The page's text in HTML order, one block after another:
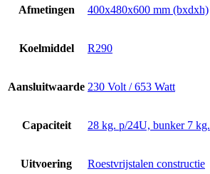
Afmetingen 400x480x600 mm (bxdxh)
Koelmiddel R290
Aansluitwaarde 230 Volt / 653 Watt
Capaciteit 28 kg. p/24U, bunker 7 kg.
Uitvoering Roestvrijstalen constructie